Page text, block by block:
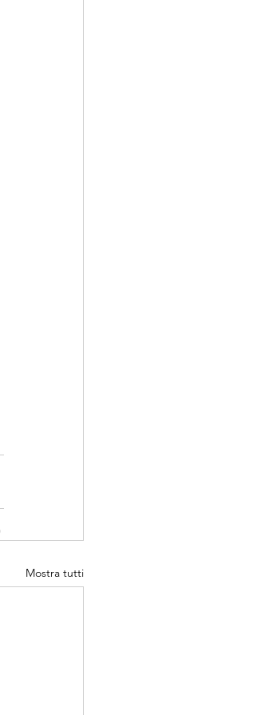
Mostra tutti